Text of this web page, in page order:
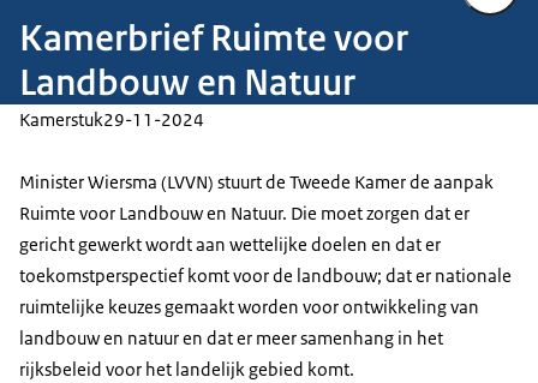
Kamerbrief Ruimte voor
Landbouw en Natuur
Kamerstuk29-11-2024
Minister Wiersma (LVVN) stuurt de Tweede Kamer de aanpak
Ruimte voor Landbouw en Natuur. Die moet zorgen dat er
gericht gewerkt wordt aan wettelijke doelen en dat er
toekomstperspectief komt voor de landbouw; dat er nationale
ruimtelijke keuzes gemaakt worden voor ontwikkeling van
landbouw en natuur en dat er meer samenhang in het
rijksbeleid voor het landelijk gebied komt.